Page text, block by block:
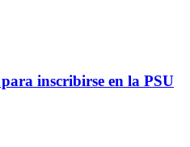
inscribirse en la PSU